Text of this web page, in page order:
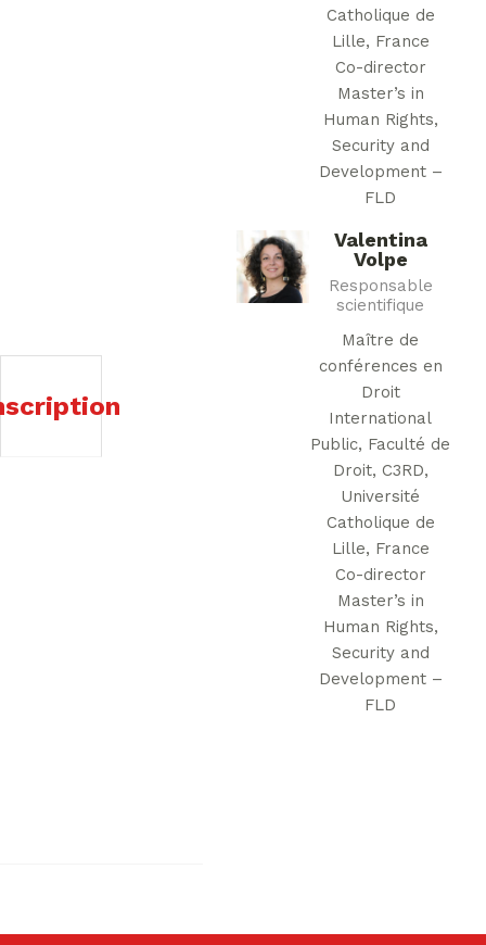
Catholique de
Lille, France
Co-director
Master’s in
Human Rights,
Security and
Development –
FLD
Valentina
Volpe
Responsable
scientifique
Maître de
conférences en
Droit
International
Public, Faculté de
Droit, C3RD,
Université
Catholique de
Lille, France
Co-director
Master’s in
Human Rights,
Security and
Development –
FLD